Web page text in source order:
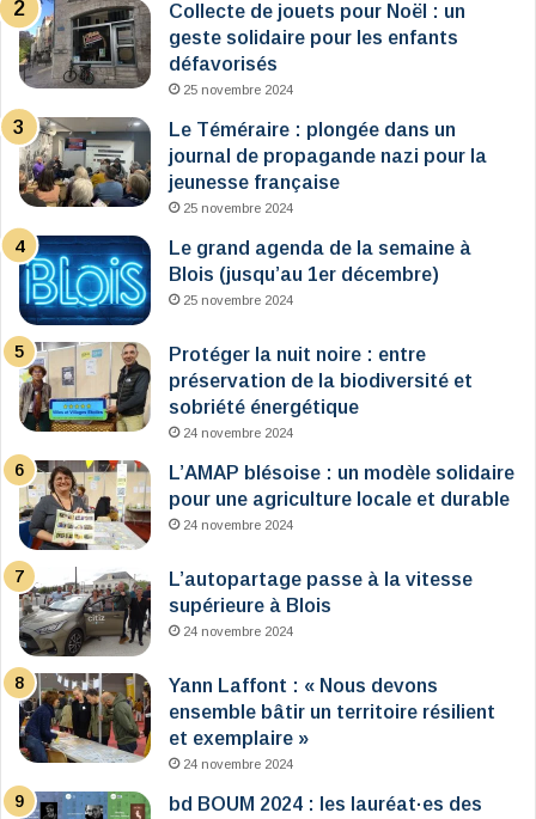
Collecte de jouets pour Noël : un
geste solidaire pour les enfants
défavorisés
25 novembre 2024
Le Téméraire : plongée dans un
journal de propagande nazi pour la
jeunesse française
25 novembre 2024
Le grand agenda de la semaine à
Blois (jusqu’au 1er décembre)
25 novembre 2024
Protéger la nuit noire : entre
préservation de la biodiversité et
sobriété énergétique
24 novembre 2024
L’AMAP blésoise : un modèle solidaire
pour une agriculture locale et durable
24 novembre 2024
L’autopartage passe à la vitesse
supérieure à Blois
24 novembre 2024
Yann Laffont : « Nous devons
ensemble bâtir un territoire résilient
et exemplaire »
24 novembre 2024
bd BOUM 2024 : les lauréat·es des